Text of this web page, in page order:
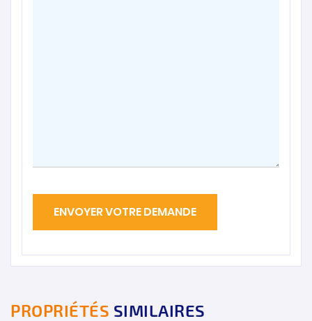
PROPRIÉTÉS SIMILAIRES